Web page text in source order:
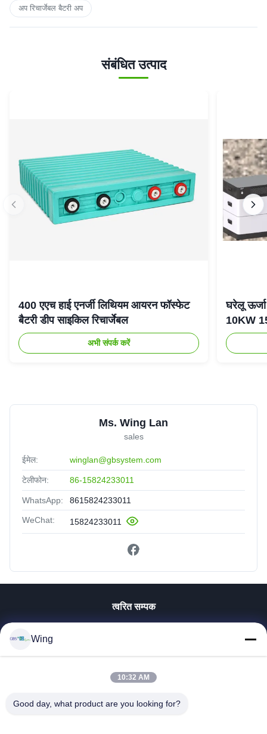
अप रिचार्जेबल बैटरी अप
संबंधित उत्पाद
400 एएच हाई एनर्जी लिथियम आयरन फॉस्फेट
बैटरी डीप साइकिल रिचार्जेबल
अभी संपर्क करें
घरेलू
10KW
Ms. Wing Lan
sales
ईमेल: winglan@gbsystem.com
टेलीफोन: 86-15824233011
WhatsApp: 8615824233011
WeChat: 15824233011
त्वरित सम्पक
वीडियो
वी.आर. शो
कारखाने का दौरा
Wing
10:32 AM
Good day, what product are you looking for?